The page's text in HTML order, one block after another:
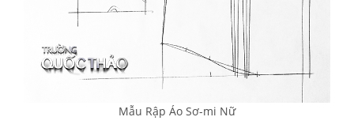
Mẫu Rập Áo Sơ-mi Nữ